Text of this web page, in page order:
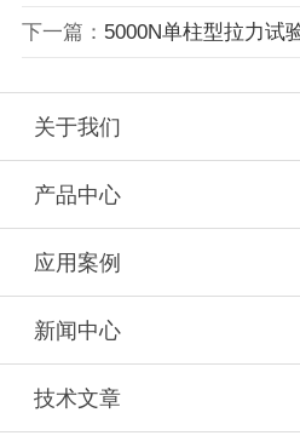
下一篇： 5000N单柱型拉力试
关于我们
产品中心
应用案例
新闻中心
技术文章